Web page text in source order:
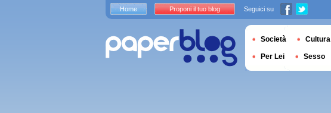
Home Proponi il tuo blog Seguici su
Società Cultura
Per Lei Sesso